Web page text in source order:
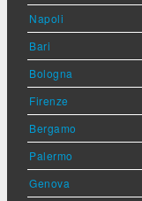
Napoli
Bari
Bologna
Firenze
Bergamo
Palermo
Genova